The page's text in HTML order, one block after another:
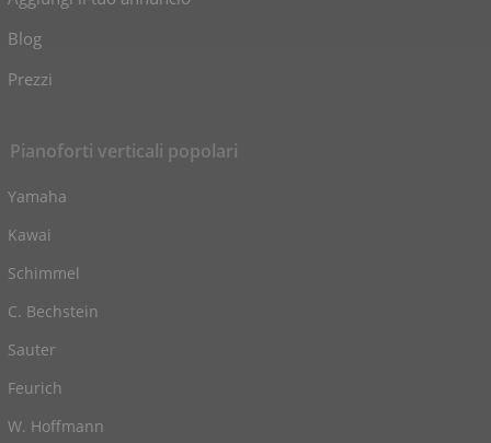
Blog
Prezzi
Pianoforti verticali popolari
Yamaha
Kawai
Schimmel
C. Bechstein
Sauter
Feurich
W. Hoffmann